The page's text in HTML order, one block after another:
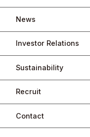
News
Investor Relations
Sustainability
Recruit
Contact